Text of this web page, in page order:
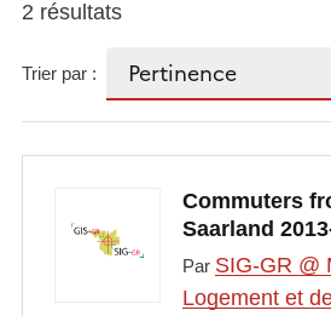
2 résultats
Trier par :
Commuters
Saarland
Par SIG-GR @
Logement et